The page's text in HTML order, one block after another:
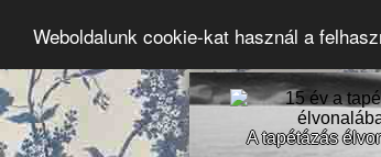
Weboldalunk cookie-kat használ a
A tapétázás